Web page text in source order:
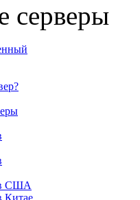
серверы
в США
Китае